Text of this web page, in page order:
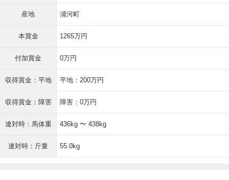
産地 浦河町
本賞金 1265万円
付加賞金 0万円
収得賞金：平地 平地：200万円
収得賞金：障害 障害：0万円
連対時：馬体重 436kg 〜 438kg
連対時：斤量 55.0kg